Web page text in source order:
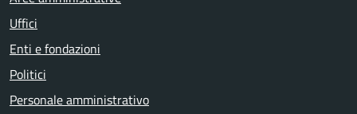
Uffici
Enti e fondazioni
Politici
Personale amministrativo